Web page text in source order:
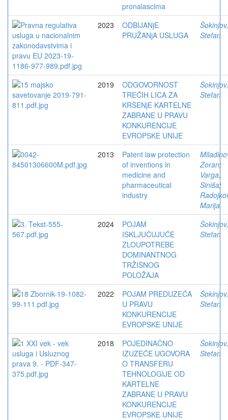
pronalascima
2023
ODBIJANjE
PRUŽANjA USLUGA
Šokinjov,
Stefan
2019
ODGOVORNOST
TREĆIH LICA ZA
KRŠENjE KARTELNE
ZABRANE U PRAVU
KONKURENCIJE
EVROPSKE UNIJE
Šokinjov,
Stefan
2013
Patent law protection
of inventions in
medicine and
pharmaceutical
industry
Zoran;
Varga,
Siniša;
Marija
2024
POJAM
ISKLJUČUJUĆE
ZLOUPOTREBE
DOMINANTNOG
TRŽIŠNOG
POLOŽAJA
Šokinjov,
Stefan
2022
POJAM PREDUZEĆA
U PRAVU
KONKURENCIJE
EVROPSKE UNIJE
Šokinjov,
Stefan
2018
POJEDINAČNO
IZUZEĆE UGOVORA
O TRANSFERU
TEHNOLOGIJE OD
KARTELNE
ZABRANE U PRAVU
KONKURENCIJE
EVROPSKE UNIJE
Šokinjov,
Stefan